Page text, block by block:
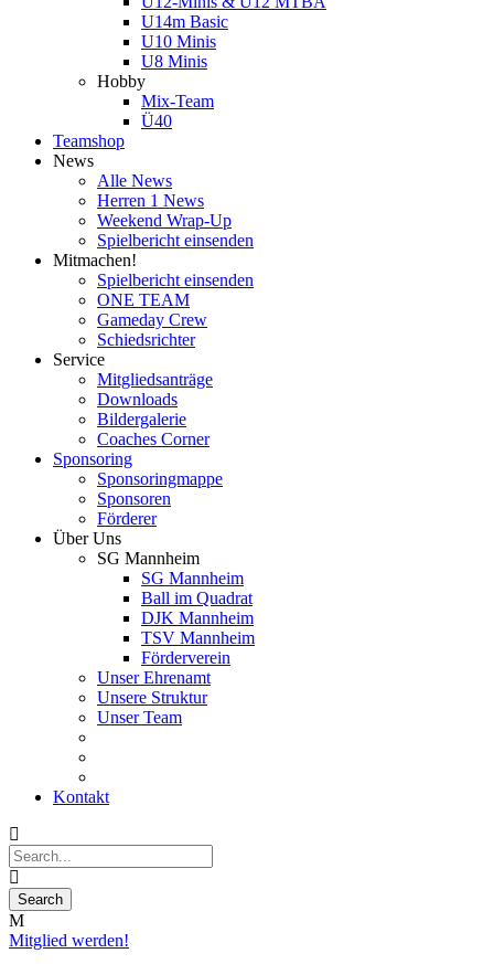
U14m Basic
U10 Minis
U8 Minis
Hobby
Mix-Team
Ü40
Teamshop
News
Alle News
Herren 1 News
Weekend Wrap-Up
Spielbericht einsenden
Mitmachen!
Spielbericht einsenden
ONE TEAM
Gameday Crew
Schiedsrichter
Service
Mitgliedsanträge
Downloads
Bildergalerie
Coaches Corner
Sponsoring
Sponsoringmappe
Sponsoren
Förderer
Über Uns
SG Mannheim
SG Mannheim
Ball im Quadrat
DJK Mannheim
TSV Mannheim
Förderverein
Unser Ehrenamt
Unsere Struktur
Unser Team
Kontakt
Mitglied werden!